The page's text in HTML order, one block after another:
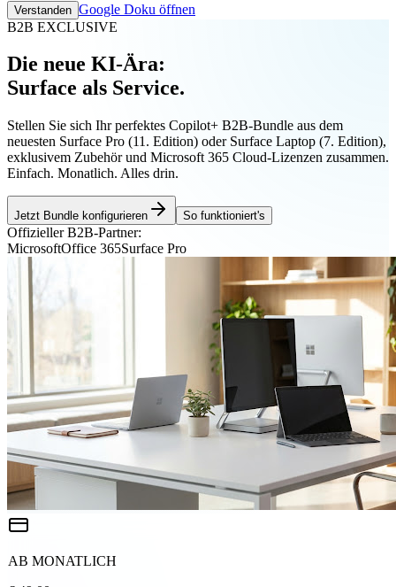
Verstanden Google Doku öffnen
B2B EXCLUSIVE
Die neue KI-Ära:
Surface als Service.
Stellen Sie sich Ihr perfektes Copilot+ B2B-Bundle aus dem
neuesten Surface Pro (11. Edition) oder Surface Laptop (7. Edition),
exklusivem Zubehör und Microsoft 365 Cloud-Lizenzen zusammen.
Einfach. Monatlich. Alles drin.
Jetzt Bundle konfigurieren So funktioniert's
Offizieller B2B-Partner:
MicrosoftOffice 365Surface Pro
AB MONATLICH